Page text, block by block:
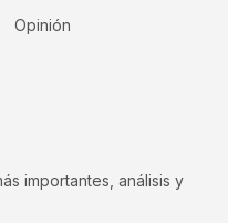
Opinión
importantes, análisis y